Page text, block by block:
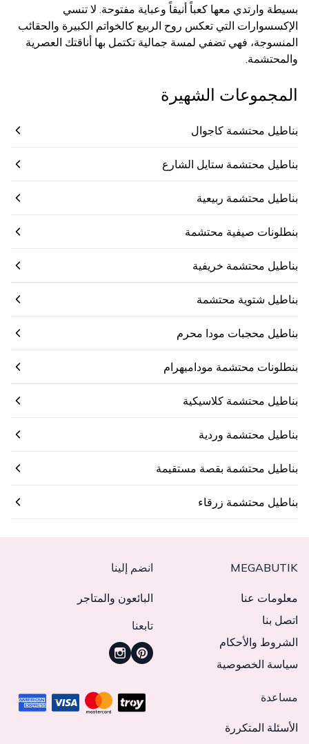
بسيطة وارتدي معها كعباً أنيقاً وعباية مفتوحة. لا تنسي
الإكسسوارات التي تعكس روح الربيع كالخواتم الكبيرة والحقائب
المنسوجة، فهي تضفي لمسة جمالية تكتمل بها أناقتك العصرية
والمحتشمة.
المجموعات الشهيرة
بناطيل محتشمة كاجوال
بناطيل محتشمة ستايل الشارع
بناطيل محتشمة ربيعية
بنطلونات صيفية محتشمة
بناطيل محتشمة خريفية
بناطيل شتوية محتشمة
بناطيل محجبات مودا محرم
بنطلونات محتشمة موداميهرام
بناطيل محتشمة كلاسيكية
بناطيل محتشمة وردية
بناطيل محتشمة بقصة مستقيمة
بناطيل محتشمة زرقاء
MEGABUTIK
معلومات عنا
اتصل بنا
الشروط والأحكام
سياسة الخصوصية
انضم إلينا
البائعون والمتاجر
تابعنا
مساعدة
الأسئلة المتكررة